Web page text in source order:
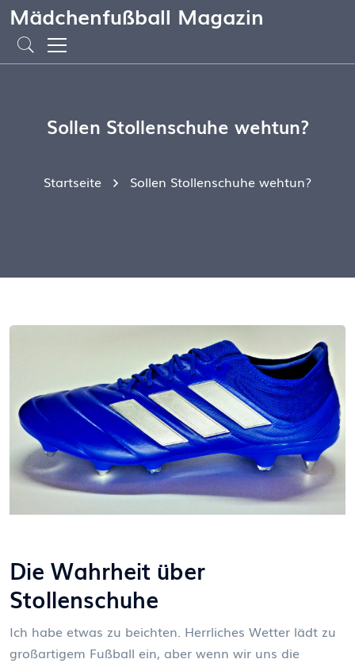
Mädchenfußball Magazin
Sollen Stollenschuhe wehtun?
Startseite Sollen Stollenschuhe wehtun?
Die Wahrheit über
Stollenschuhe
Ich habe etwas zu beichten. Herrliches Wetter lädt zu
großartigem Fußball ein, aber wenn wir uns die